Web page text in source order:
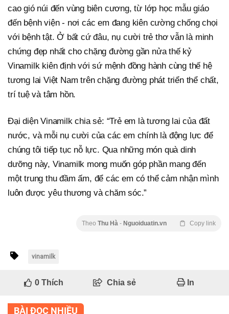
cao gió núi đến vùng biên cương, từ lớp học mẫu giáo
đến bệnh viện - nơi các em đang kiên cường chống chọi
với bệnh tật. Ở bất cứ đâu, nụ cười trẻ thơ vẫn là minh
chứng đẹp nhất cho chặng đường gần nửa thế kỷ
Vinamilk kiên định với sứ mệnh đồng hành cùng thế hệ
tương lai Việt Nam trên chặng đường phát triển thể chất,
trí tuệ và tâm hồn.
Đại diện Vinamilk chia sẻ: “Trẻ em là tương lai của đất
nước, và mỗi nụ cười của các em chính là động lực để
chúng tôi tiếp tục nỗ lực. Qua những món quà dinh
dưỡng này, Vinamilk mong muốn góp phần mang đến
một trung thu đầm ấm, để các em có thể cảm nhận mình
luôn được yêu thương và chăm sóc.”
Theo Thu Hà - Nguoiduatin.vn Copy link
vinamilk
0Thích Chia sẻ In
BÀI ĐỌC NHIỀU